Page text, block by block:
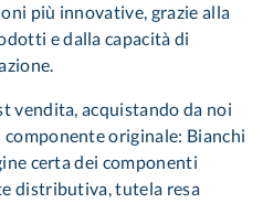
più innovative, grazie alla
e dalla capacità di
vendita, acquistando da noi
componente originale: Bianchi
certa dei componenti
distributiva, tutela resa